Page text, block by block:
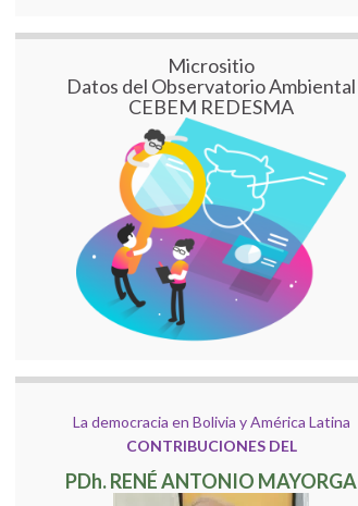
Micrositio
Datos del Observatorio Ambiental
CEBEM REDESMA
La democracia en Bolivia y América Latina
CONTRIBUCIONES DEL
PDh. RENÉ ANTONIO MAYORGA